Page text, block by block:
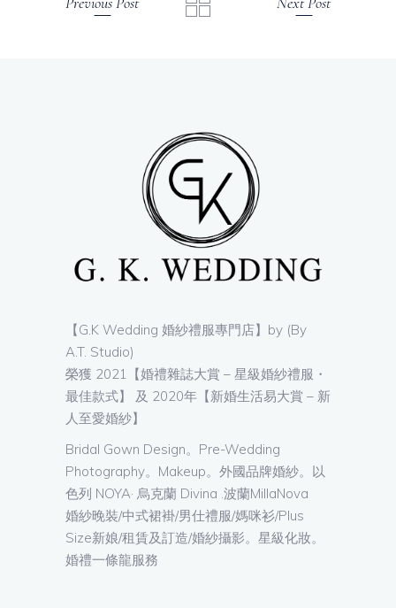
【G.K Wedding 婚紗禮服專門店】by (By
A.T. Studio)
榮獲 2021【婚禮雜誌大賞 – 星級婚紗禮服・
最佳款式】 及 2020年【新婚生活易大賞 – 新
人至愛婚紗】
Bridal Gown Design。Pre-Wedding
Photography。Makeup。外國品牌婚紗。以
色列 NOYA· 烏克蘭 Divina .波蘭MillaNova
婚紗晚裝/中式裙褂/男仕禮服/媽咪衫/Plus
Size新娘/租賃及訂造/婚紗攝影。星級化妝。
婚禮一條龍服務